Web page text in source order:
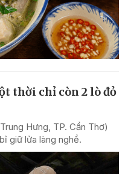
thời chỉ còn 2 lò đỏ
Hưng, TP. Cần Thơ)
giữ lửa làng nghề.